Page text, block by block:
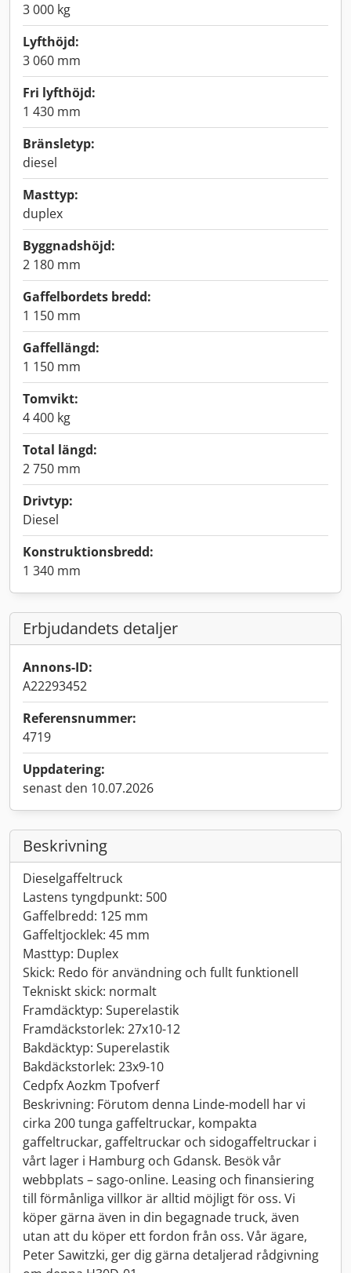
3 000 kg
Lyfthöjd:
3 060 mm
Fri lyfthöjd:
1 430 mm
Bränsletyp:
diesel
Masttyp:
duplex
Byggnadshöjd:
2 180 mm
Gaffelbordets bredd:
1 150 mm
Gaffellängd:
1 150 mm
Tomvikt:
4 400 kg
Total längd:
2 750 mm
Drivtyp:
Diesel
Konstruktionsbredd:
1 340 mm
Erbjudandets detaljer
Annons-ID:
A22293452
Referensnummer:
4719
Uppdatering:
senast den 10.07.2026
Beskrivning
Dieselgaffeltruck
Lastens tyngdpunkt: 500
Gaffelbredd: 125 mm
Gaffeltjocklek: 45 mm
Masttyp: Duplex
Skick: Redo för användning och fullt funktionell
Tekniskt skick: normalt
Framdäcktyp: Superelastik
Framdäckstorlek: 27x10-12
Bakdäcktyp: Superelastik
Bakdäckstorlek: 23x9-10
Cedpfx Aozkm Tpofverf
Beskrivning: Förutom denna Linde-modell har vi
cirka 200 tunga gaffeltruckar, kompakta
gaffeltruckar, gaffeltruckar och sidogaffeltruckar i
vårt lager i Hamburg och Gdansk. Besök vår
webbplats – sago-online. Leasing och finansiering
till förmånliga villkor är alltid möjligt för oss. Vi
köper gärna även in din begagnade truck, även
utan att du köper ett fordon från oss. Vår ägare,
Peter Sawitzki, ger dig gärna detaljerad rådgivning